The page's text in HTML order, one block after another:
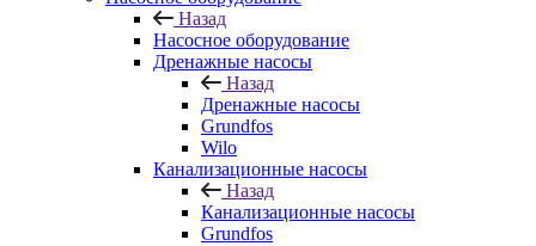
Назад
Насосное оборудование
Дренажные насосы
Назад
Дренажные насосы
Grundfos
Wilo
Канализационные насосы
Назад
Канализационные насосы
Grundfos